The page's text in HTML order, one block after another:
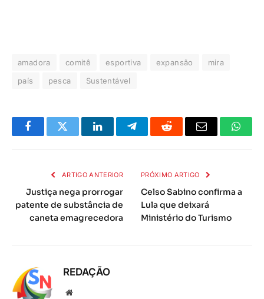
amadora comitê esportiva expansão
mira
país
pesca Sustentável
FacebookTwitter LinkedInTelegramaReddit
E-
ARTIGO ANTERIOR
Justiça nega prorrogar
patente de substância de
caneta emagrecedora
PRÓXIMO ARTIGO
Celso Sabino confirma a
Lula que deixará
Ministério do Turismo
REDAÇÃO
Local